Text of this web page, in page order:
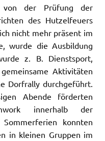
von der Prüfung der
des Hutzelfeuers
nicht mehr präsent im
wurde die Ausbildung
z. B. Dienstsport,
Aktivitäten
Dorfrally durchgeführt.
Abende förderten
innerhalb der
Sommerferien konnten
in kleinen Gruppen im